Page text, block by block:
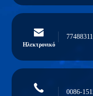
Ηλεκτρονικό
0086-